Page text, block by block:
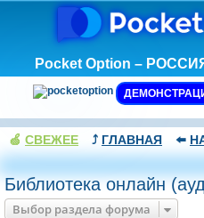
Pocket Option –
🍏 СВЕЖЕЕ ⤴️ ГЛАВНАЯ ⬅️
Библиотека онлайн
Выбор раздела форума